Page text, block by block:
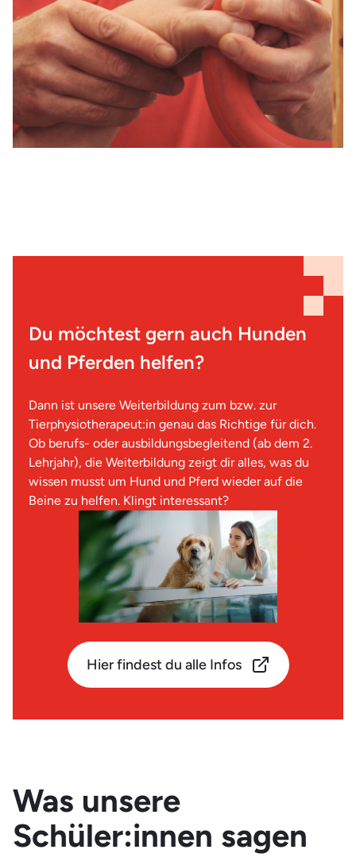
Um ganzheitliche und individuell abgestimmte
Therapiekonzepte anbieten und Schritt für Schritt
begleiten zu können, arbeiten Ergotherapeut:innen eng
mit anderen Fachkräften zusammen. Zu jeder Zeit stehen
dabei der Mensch und dessen persönliche Lebensrealität
im Mittelpunkt!
Du möchtest gern auch Hunden
und Pferden helfen?
Dann ist unsere Weiterbildung zum bzw. zur
Tierphysiotherapeut:in genau das Richtige für dich.
Ob berufs- oder ausbildungsbegleitend (ab dem 2.
Lehrjahr), die Weiterbildung zeigt dir alles, was du
wissen musst um Hund und Pferd wieder auf die
Beine zu helfen. Klingt interessant?
Hier findest du alle Infos
Was unsere
Schüler:innen sagen